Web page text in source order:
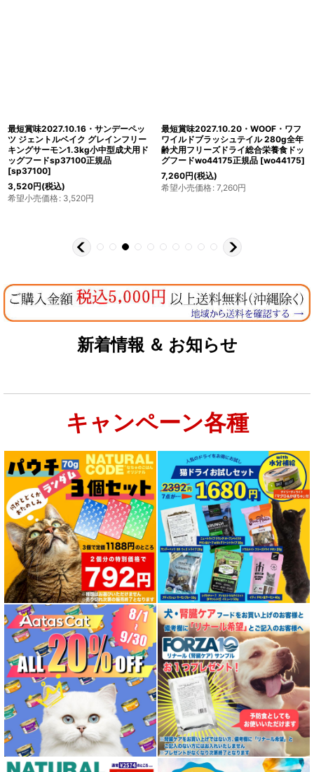
最短賞味2027.10.16・サンデーペッ
ツ ジェントルベイク グレインフリー
キングサーモン1.3kg小中型成犬用ド
ッグフードsp37100正規品
[sp37100]
3,520円(税込)
希望小売価格: 3,520円
最短賞味2027.10.20・WOOF・ワフ
ワイルドブラッシュテイル 280g全年
齢犬用フリーズドライ総合栄養食ドッ
グフードwo44175正規品 [wo44175]
7,260円(税込)
希望小売価格: 7,260円
新着情報 ＆ お知らせ
キャンペーン各種